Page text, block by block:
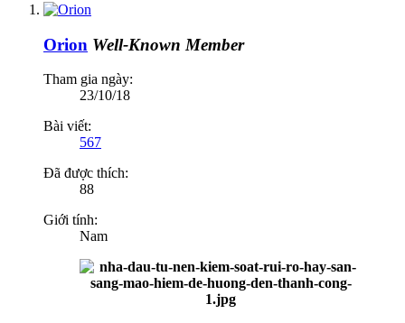
Orion Well-Known Member
Tham gia ngày:
23/10/18
Bài viết:
567
Đã được thích:
88
Giới tính:
Nam